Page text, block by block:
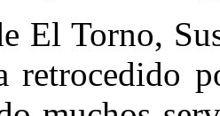
El Torno,
retrocedido